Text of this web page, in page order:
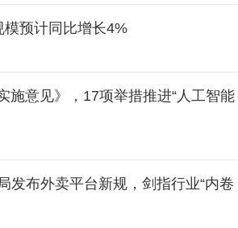
预计同比增长4%
施意见》，17项举措推进“人工智能
发布外卖平台新规，剑指行业“内卷